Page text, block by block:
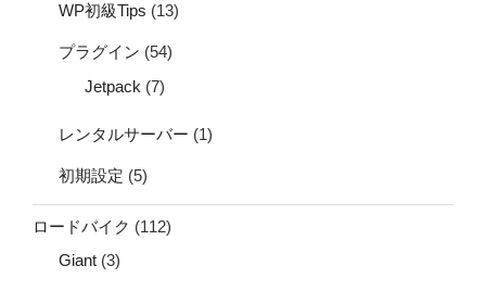
WP初級Tips (13)
プラグイン (54)
Jetpack (7)
レンタルサーバー (1)
初期設定 (5)
ロードバイク (112)
Giant (3)